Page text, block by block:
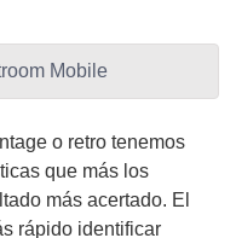
Mobile
o retro tenemos
que más los
más acertado. El
rápido identificar